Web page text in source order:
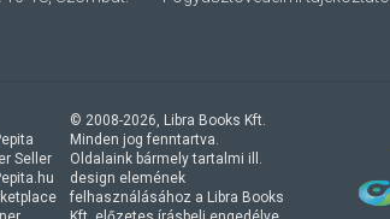
© 2008-2026, Libra Books Kft.
Minden jog fenntartva.
Oldalaink bármely tartalmi ill.
design elemének
felhasználásához a Libra Books